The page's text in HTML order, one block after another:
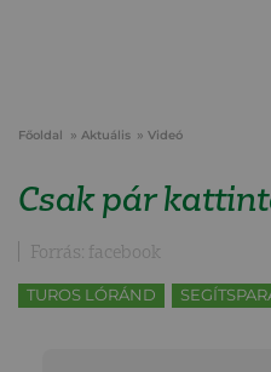
Főoldal Aktuális Videó
Csak pár
Forrás: facebook
TUROS LÓRÁND